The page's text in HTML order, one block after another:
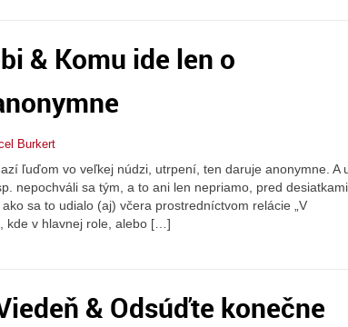
& Komu ide len o
Burkert
ľuďom vo veľkej núdzi, utrpení, ten daruje anonymne. A
nepochváli sa tým, a to ani len nepriamo, pred desiatkami,
sa to udialo (aj) včera prostredníctvom relácie „V
kde v hlavnej role, alebo […]
& Odsúďte konečne